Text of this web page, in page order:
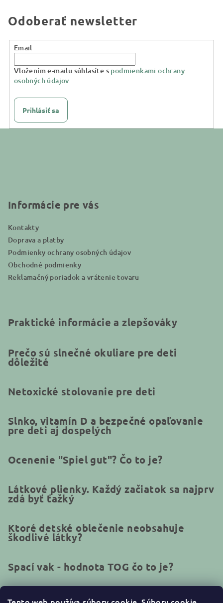
Odoberať newsletter
Email
Vložením e-mailu súhlasíte s podmienkami ochrany
osobných údajov
Prihlásiť sa
Informácie pre vás
Kontakty
Doprava a platby
Podmienky ochrany osobných údajov
Obchodné podmienky
Reklamačný poriadok a vrátenie tovaru
Praktické informácie a zlepšováky
Prečo sú slnečné okuliare pre deti
dôležité
Netoxické stolovanie pre deti
Slnko, vitamín D a bezpečné opaľovanie
pre deti aj dospelých
Ocenenie "Spiel gut"? Čo to je?
Látkové plienky. Každý začiatok sa najprv
zdá byť ťažký
Ktoré detské oblečenie neobsahuje
škodlivé látky?
Spací vak - hodnota TOG čo to je?